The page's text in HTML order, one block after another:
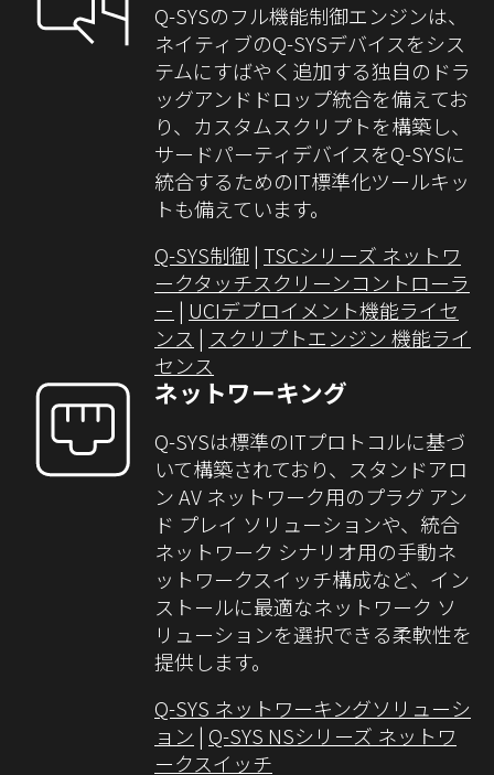
Q-SYSのフル機能制御エンジンは、
ネイティブのQ-SYSデバイスをシス
テムにすばやく追加する独自のドラ
ッグアンドドロップ統合を備えてお
り、カスタムスクリプトを構築し、
サードパーティデバイスをQ-SYSに
統合するためのIT標準化ツールキッ
トも備えています。
Q-SYS制御| TSCシリーズ ネットワ
ークタッチスクリーンコントローラ
ー | UCIデプロイメント機能ライセ
ンス | スクリプトエンジン 機能ライ
センス
ネットワーキング
Q-SYSは標準のITプロトコルに基づ
いて構築されており、スタンドアロ
ン AV ネットワーク用のプラグ アン
ド プレイ ソリューションや、統合
ネットワーク シナリオ用の手動ネ
ットワークスイッチ構成など、イン
ストールに最適なネットワーク ソ
リューションを選択できる柔軟性を
提供します。
Q-SYS ネットワーキングソリューシ
ョン | Q-SYS NSシリーズ ネットワ
ークスイッチ